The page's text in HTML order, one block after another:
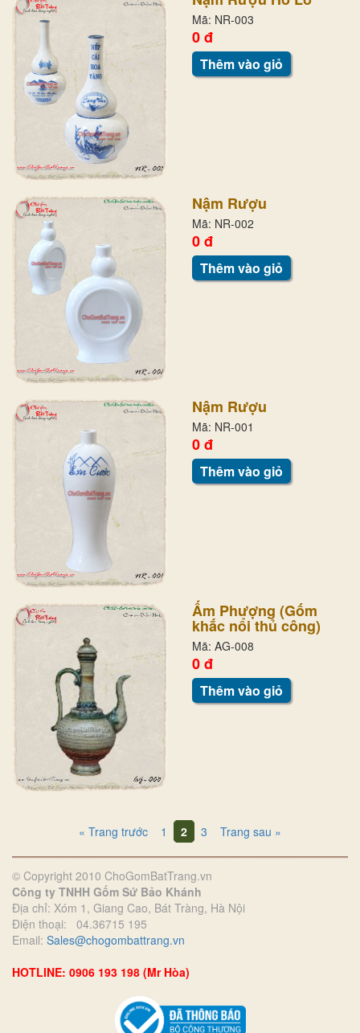
Mã: NR-003
0 đ
Thêm vào giỏ
Nậm Rượu
Mã: NR-002
0 đ
Thêm vào giỏ
Nậm Rượu
Mã: NR-001
0 đ
Thêm vào giỏ
Ấm Phượng (Gốm
khắc nổi thủ công)
Mã: AG-008
0 đ
Thêm vào giỏ
« Trang trước 1 2 3 Trang sau »
© Copyright 2010 ChoGomBatTrang.vn
Công ty TNHH Gốm Sứ Bảo Khánh
Địa chỉ: Xóm 1, Giang Cao, Bát Tràng, Hà Nội
Điện thoại: 04.36715 195
Email: Sales@chogombattrang.vn
HOTLINE: 0906 193 198 (Mr Hòa)